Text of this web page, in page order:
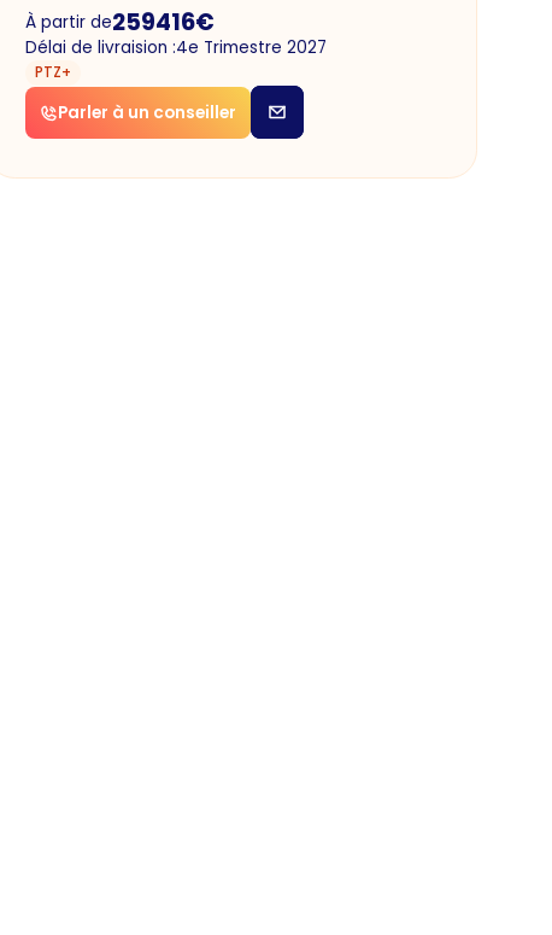
À partir de259416€
Délai de livraision :4e Trimestre 2027
PTZ+
Parler à un conseiller